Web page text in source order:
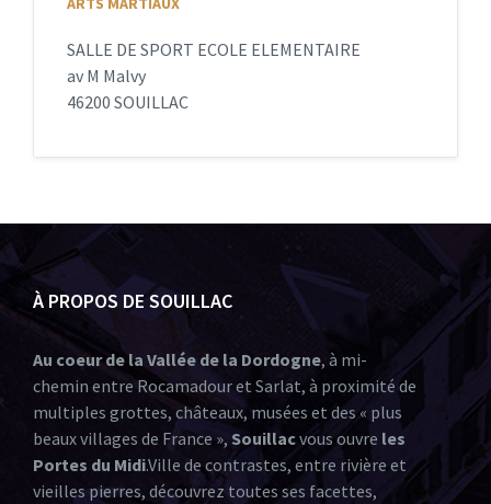
SALLE DE SPORT ECOLE ELEMENTAIRE
av M Malvy
46200 SOUILLAC
À PROPOS DE SOUILLAC
Au coeur de la Vallée de la Dordogne, à mi-
chemin entre Rocamadour et Sarlat, à proximité de
multiples grottes, châteaux, musées et des « plus
beaux villages de France », Souillacvous ouvre les
Portes du Midi.Ville de contrastes, entre rivière et
vieilles pierres, découvrez toutes ses facettes,